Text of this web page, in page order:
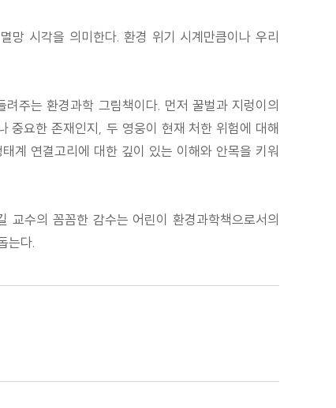
망 시각을 의미한다. 환경 위기 시계만큼이나 우리
주는 환경과학 그림책이다. 먼저 꿀벌과 지렁이의
중요한 존재인지, 두 영웅이 현재 처한 위험에 대해
계 연결고리에 대한 깊이 있는 이해와 안목을 키워
수의 꼼꼼한 감수는 어린이 환경과학책으로서의
는다.